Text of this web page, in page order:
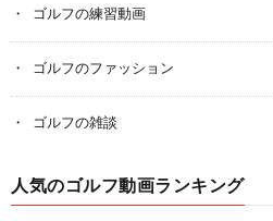
ゴルフの練習動画
ゴルフのファッション
ゴルフの雑談
人気のゴルフ動画ランキング